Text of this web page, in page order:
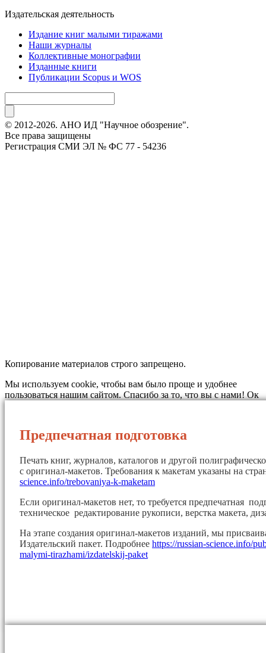
Издательская деятельность
Издание книг малыми тиражами
Наши журналы
Коллективные монографии
Изданные книги
Публикации Scopus и WOS
© 2012-2026. АНО ИД "Научное обозрение".
Все права защищены
Регистрация СМИ ЭЛ № ФС 77 - 54236
Копирование материалов строго запрещено.
Мы используем cookie, чтобы вам было проще и удобнее
пользоваться нашим сайтом. Спасибо за то, что вы с нами!Ок
Предпечатная подготовка
Печать книг, журналов, каталогов и другой
с оригинал-макетов. Требования к макетам указаны на
science.info/trebovaniya-k-maketam
Если оригинал-макетов нет, то требуется предпечатная
техническое редактирование рукописи, верстка макета,
На этапе создания оригинал-макетов изданий, мы
Издательский пакет. Подробнее https://russian-science.info/
malymi-tirazhami/izdatelskij-paket